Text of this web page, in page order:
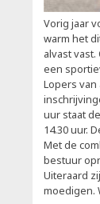
Vorig jaar
warm het
alvast vast.
een
Lopers
uur staat
14.30 uur.
Met de
bestuur
Uiteraard
moedigen.